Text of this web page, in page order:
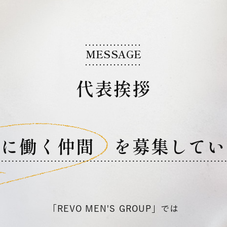
MESSAGE
代表挨拶
働く仲間 を募集して
「REVO MEN'S GROUP」では